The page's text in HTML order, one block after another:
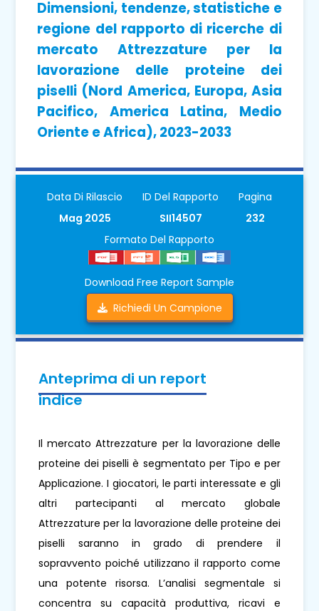
Dimensioni, tendenze, statistiche e
regione del rapporto di ricerche di
mercato Attrezzature per la
lavorazione delle proteine ​​dei
piselli (Nord America, Europa, Asia
Pacifico, America Latina, Medio
Oriente e Africa), 2023-2033
Data Di Rilascio
Mag 2025
ID Del Rapporto
SII14507
Pagina
232
Formato Del Rapporto
Download Free Report Sample
Richiedi Un Campione
Anteprima di un report
indice
Il mercato Attrezzature per la lavorazione delle
proteine ​​dei piselli è segmentato per Tipo e per
Applicazione. I giocatori, le parti interessate e gli
altri partecipanti al mercato globale
Attrezzature per la lavorazione delle proteine ​​dei
piselli saranno in grado di prendere il
sopravvento poiché utilizzano il rapporto come
una potente risorsa. L’analisi segmentale si
concentra su capacità produttiva, ricavi e